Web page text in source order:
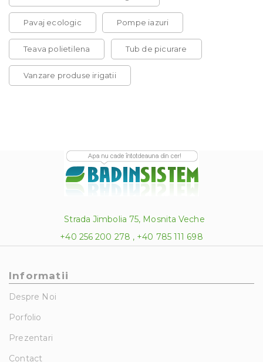
Pavaj ecologic Pompe iazuri
Teava polietilena Tub de picurare
Vanzare produse irigatii
Strada Jimbolia 75, Mosnita Veche
+40 256 200 278 , +40 785 111 698
Informatii
Despre Noi
Porfolio
Prezentari
Contact